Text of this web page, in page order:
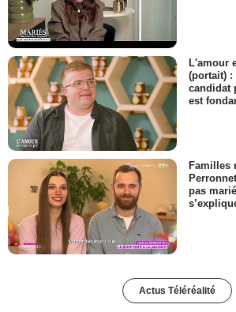
L'amour
(portait) :
candidat
est
Familles
pas
Actus Téléréalité